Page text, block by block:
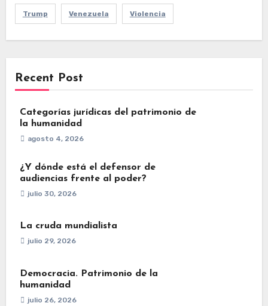
Trump Venezuela Violencia
Recent Post
Categorías jurídicas del patrimonio de
la humanidad
agosto 4, 2026
¿Y dónde está el defensor de
audiencias frente al poder?
julio 30, 2026
La cruda mundialista
julio 29, 2026
Democracia. Patrimonio de la
humanidad
julio 26, 2026